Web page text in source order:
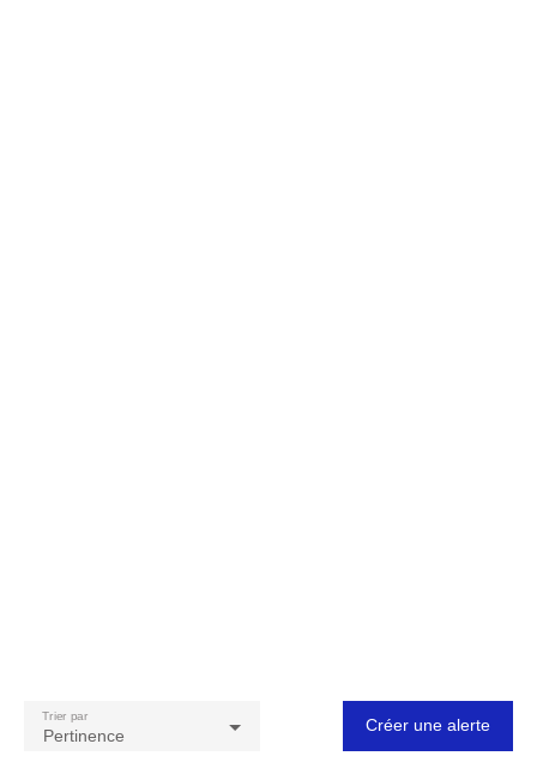
Pertinence
Trier par
Créer une alerte